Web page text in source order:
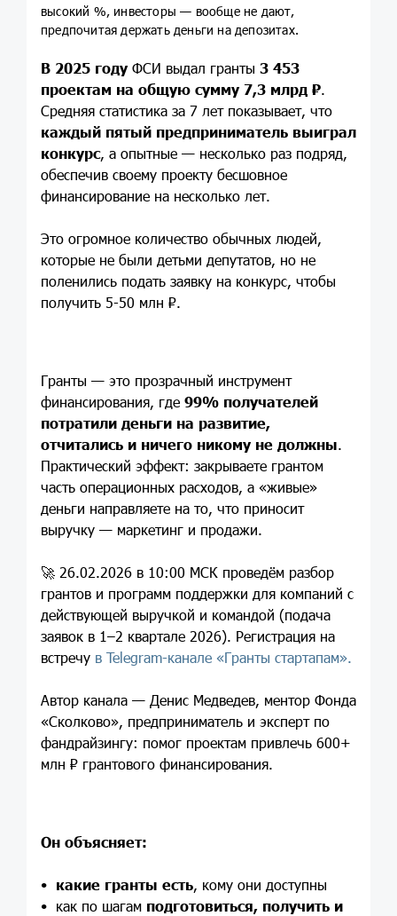
высокий %, инвесторы — вообще не дают,
предпочитая держать деньги на депозитах.
В 2025 году ФСИ выдал гранты 3 453
проектам на общую сумму 7,3 млрд ₽.
Средняя статистика за 7 лет показывает, что
каждый пятый предприниматель выиграл
конкурс, а опытные — несколько раз подряд,
обеспечив своему проекту бесшовное
финансирование на несколько лет.
Это огромное количество обычных людей,
которые не были детьми депутатов, но не
поленились подать заявку на конкурс, чтобы
получить 5-50 млн ₽.
Гранты — это прозрачный инструмент
финансирования, где 99% получателей
потратили деньги на развитие,
отчитались и ничего никому не должны.
Практический эффект: закрываете грантом
часть операционных расходов, а «живые»
деньги направляете на то, что приносит
выручку — маркетинг и продажи.
🚀 26.02.2026 в 10:00 МСК проведём разбор
грантов и программ поддержки для компаний с
действующей выручкой и командой (подача
заявок в 1–2 квартале 2026). Регистрация на
встречу в Telegram-канале «Гранты стартапам».
Автор канала — Денис Медведев, ментор Фонда
«Сколково», предприниматель и эксперт по
фандрайзингу: помог проектам привлечь 600+
млн ₽ грантового финансирования.
Он объясняет:
• какие гранты есть, кому они доступны
• как по шагам подготовиться, получить и